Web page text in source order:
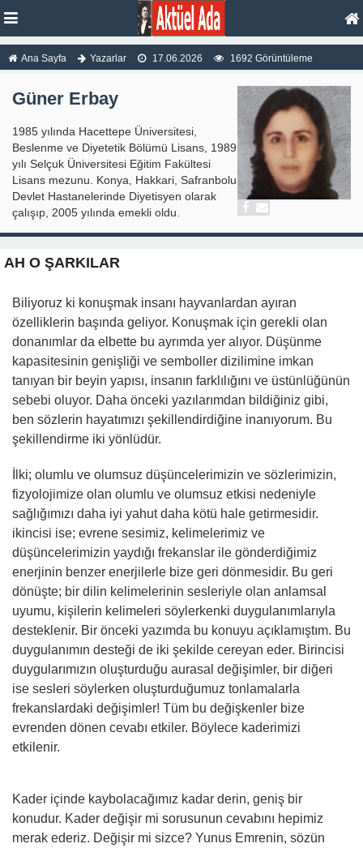
Ana Sayfa Yazarlar 17.06.2026 1692 Görüntüleme
Güner Erbay
1985 yılında Hacettepe Üniversitesi,
Beslenme ve Diyetetik Bölümü Lisans, 1989
yılı Selçuk Üniversitesi Eğitim Fakültesi
Lisans mezunu. Konya, Hakkari, Safranbolu
Devlet Hastanelerinde Diyetisyen olarak
çalışıp, 2005 yılında emekli oldu.
AH O ŞARKILAR
Biliyoruz ki konuşmak insanı hayvanlardan ayıran
özelliklerin başında geliyor. Konuşmak için gerekli olan
donanımlar da elbette bu ayrımda yer alıyor. Düşünme
kapasitesinin genişliği ve semboller dizilimine imkan
tanıyan bir beyin yapısı, insanın farklılığını ve üstünlüğünün
sebebi oluyor. Daha önceki yazılarımdan bildiğiniz gibi,
ben sözlerin hayatımızı şekillendirdiğine inanıyorum. Bu
şekillendirme iki yönlüdür.
İlki; olumlu ve olumsuz düşüncelerimizin ve sözlerimizin,
fizyolojimize olan olumlu ve olumsuz etkisi nedeniyle
sağlığımızı daha iyi yahut daha kötü hale getirmesidir.
ikincisi ise; evrene sesimiz, kelimelerimiz ve
düşüncelerimizin yaydığı frekanslar ile gönderdiğimiz
enerjinin benzer enerjilerle bize geri dönmesidir. Bu geri
dönüşte; bir dilin kelimelerinin sesleriyle olan anlamsal
uyumu, kişilerin kelimeleri söylerkenki duygulanımlarıyla
desteklenir. Bir önceki yazımda bu konuyu açıklamıştım. Bu
duygulanımın desteği de iki şekilde cereyan eder. Birincisi
duygularımızın oluşturduğu aurasal değişimler, bir diğeri
ise sesleri söylerken oluşturduğumuz tonlamalarla
frekanslardaki değişimler! Tüm bu değişkenler bize
evrenden dönen cevabı etkiler. Böylece kaderimizi
etkilenir.
Kader içinde kaybolacağımız kadar derin, geniş bir
konudur. Kader değişir mi sorusunun cevabını hepimiz
merak ederiz. Değişir mi sizce? Yunus Emrenin, sözün